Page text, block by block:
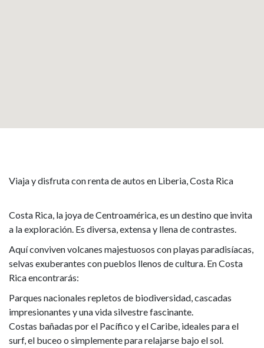
Viaja y disfruta con renta de autos en Liberia, Costa Rica
Costa Rica, la joya de Centroamérica, es un destino que invita
a la exploración. Es diversa, extensa y llena de contrastes.
Aquí conviven volcanes majestuosos con playas paradisíacas,
selvas exuberantes con pueblos llenos de cultura. En Costa
Rica encontrarás:
Parques nacionales repletos de biodiversidad, cascadas
impresionantes y una vida silvestre fascinante.
Costas bañadas por el Pacífico y el Caribe, ideales para el
surf, el buceo o simplemente para relajarse bajo el sol.